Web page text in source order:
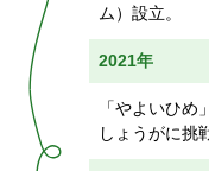
ム）設立。
2021年
「やよいひめ
しょうがに挑